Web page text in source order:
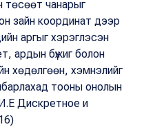
чанарыг
зайн координат дээр
аргыг хэрэглэсэн
ардын бүжиг болон
хөдөлгөөн, хэмнэлийг
тооны онолын
Дискретное и